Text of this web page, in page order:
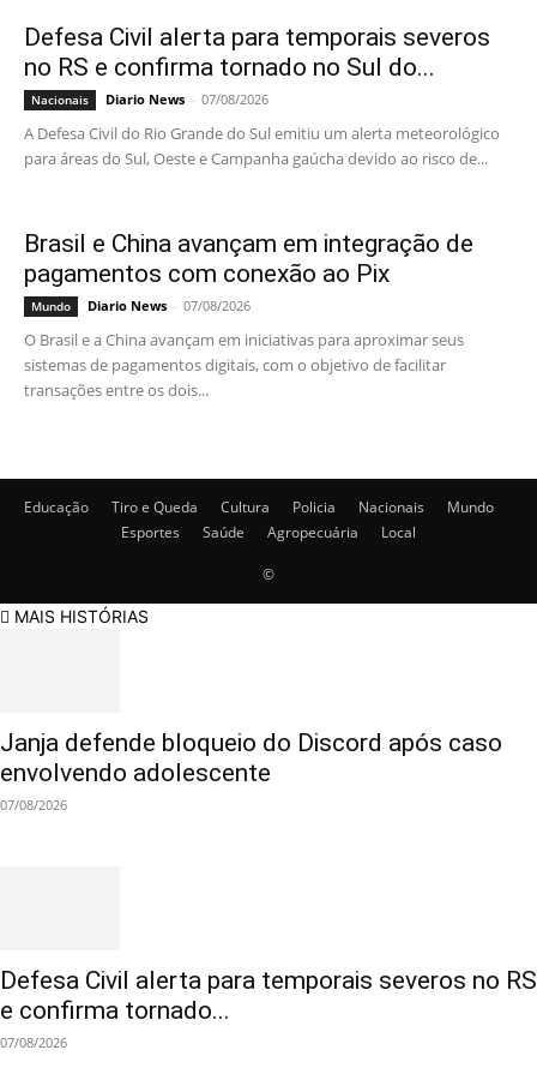
Defesa Civil alerta para temporais severos
no RS e confirma tornado no Sul do...
Nacionais Diario News - 07/08/2026
A Defesa Civil do Rio Grande do Sul emitiu um alerta meteorológico
para áreas do Sul, Oeste e Campanha gaúcha devido ao risco de...
Brasil e China avançam em integração de
pagamentos com conexão ao Pix
Mundo Diario News - 07/08/2026
O Brasil e a China avançam em iniciativas para aproximar seus
sistemas de pagamentos digitais, com o objetivo de facilitar
transações entre os dois...
Educação Tiro e Queda Cultura Policia Nacionais
Mundo
Esportes
Saúde Agropecuária Local
©
MAIS HISTÓRIAS
Janja defende bloqueio do Discord após caso
envolvendo adolescente
07/08/2026
Defesa Civil alerta para temporais severos no RS
e confirma tornado...
07/08/2026